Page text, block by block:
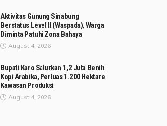
Aktivitas Gunung Sinabung
Berstatus Level II (Waspada), Warga
Diminta Patuhi Zona Bahaya
August 4, 2026
Bupati Karo Salurkan 1,2 Juta Benih
Kopi Arabika, Perluas 1.200 Hektare
Kawasan Produksi
August 4, 2026